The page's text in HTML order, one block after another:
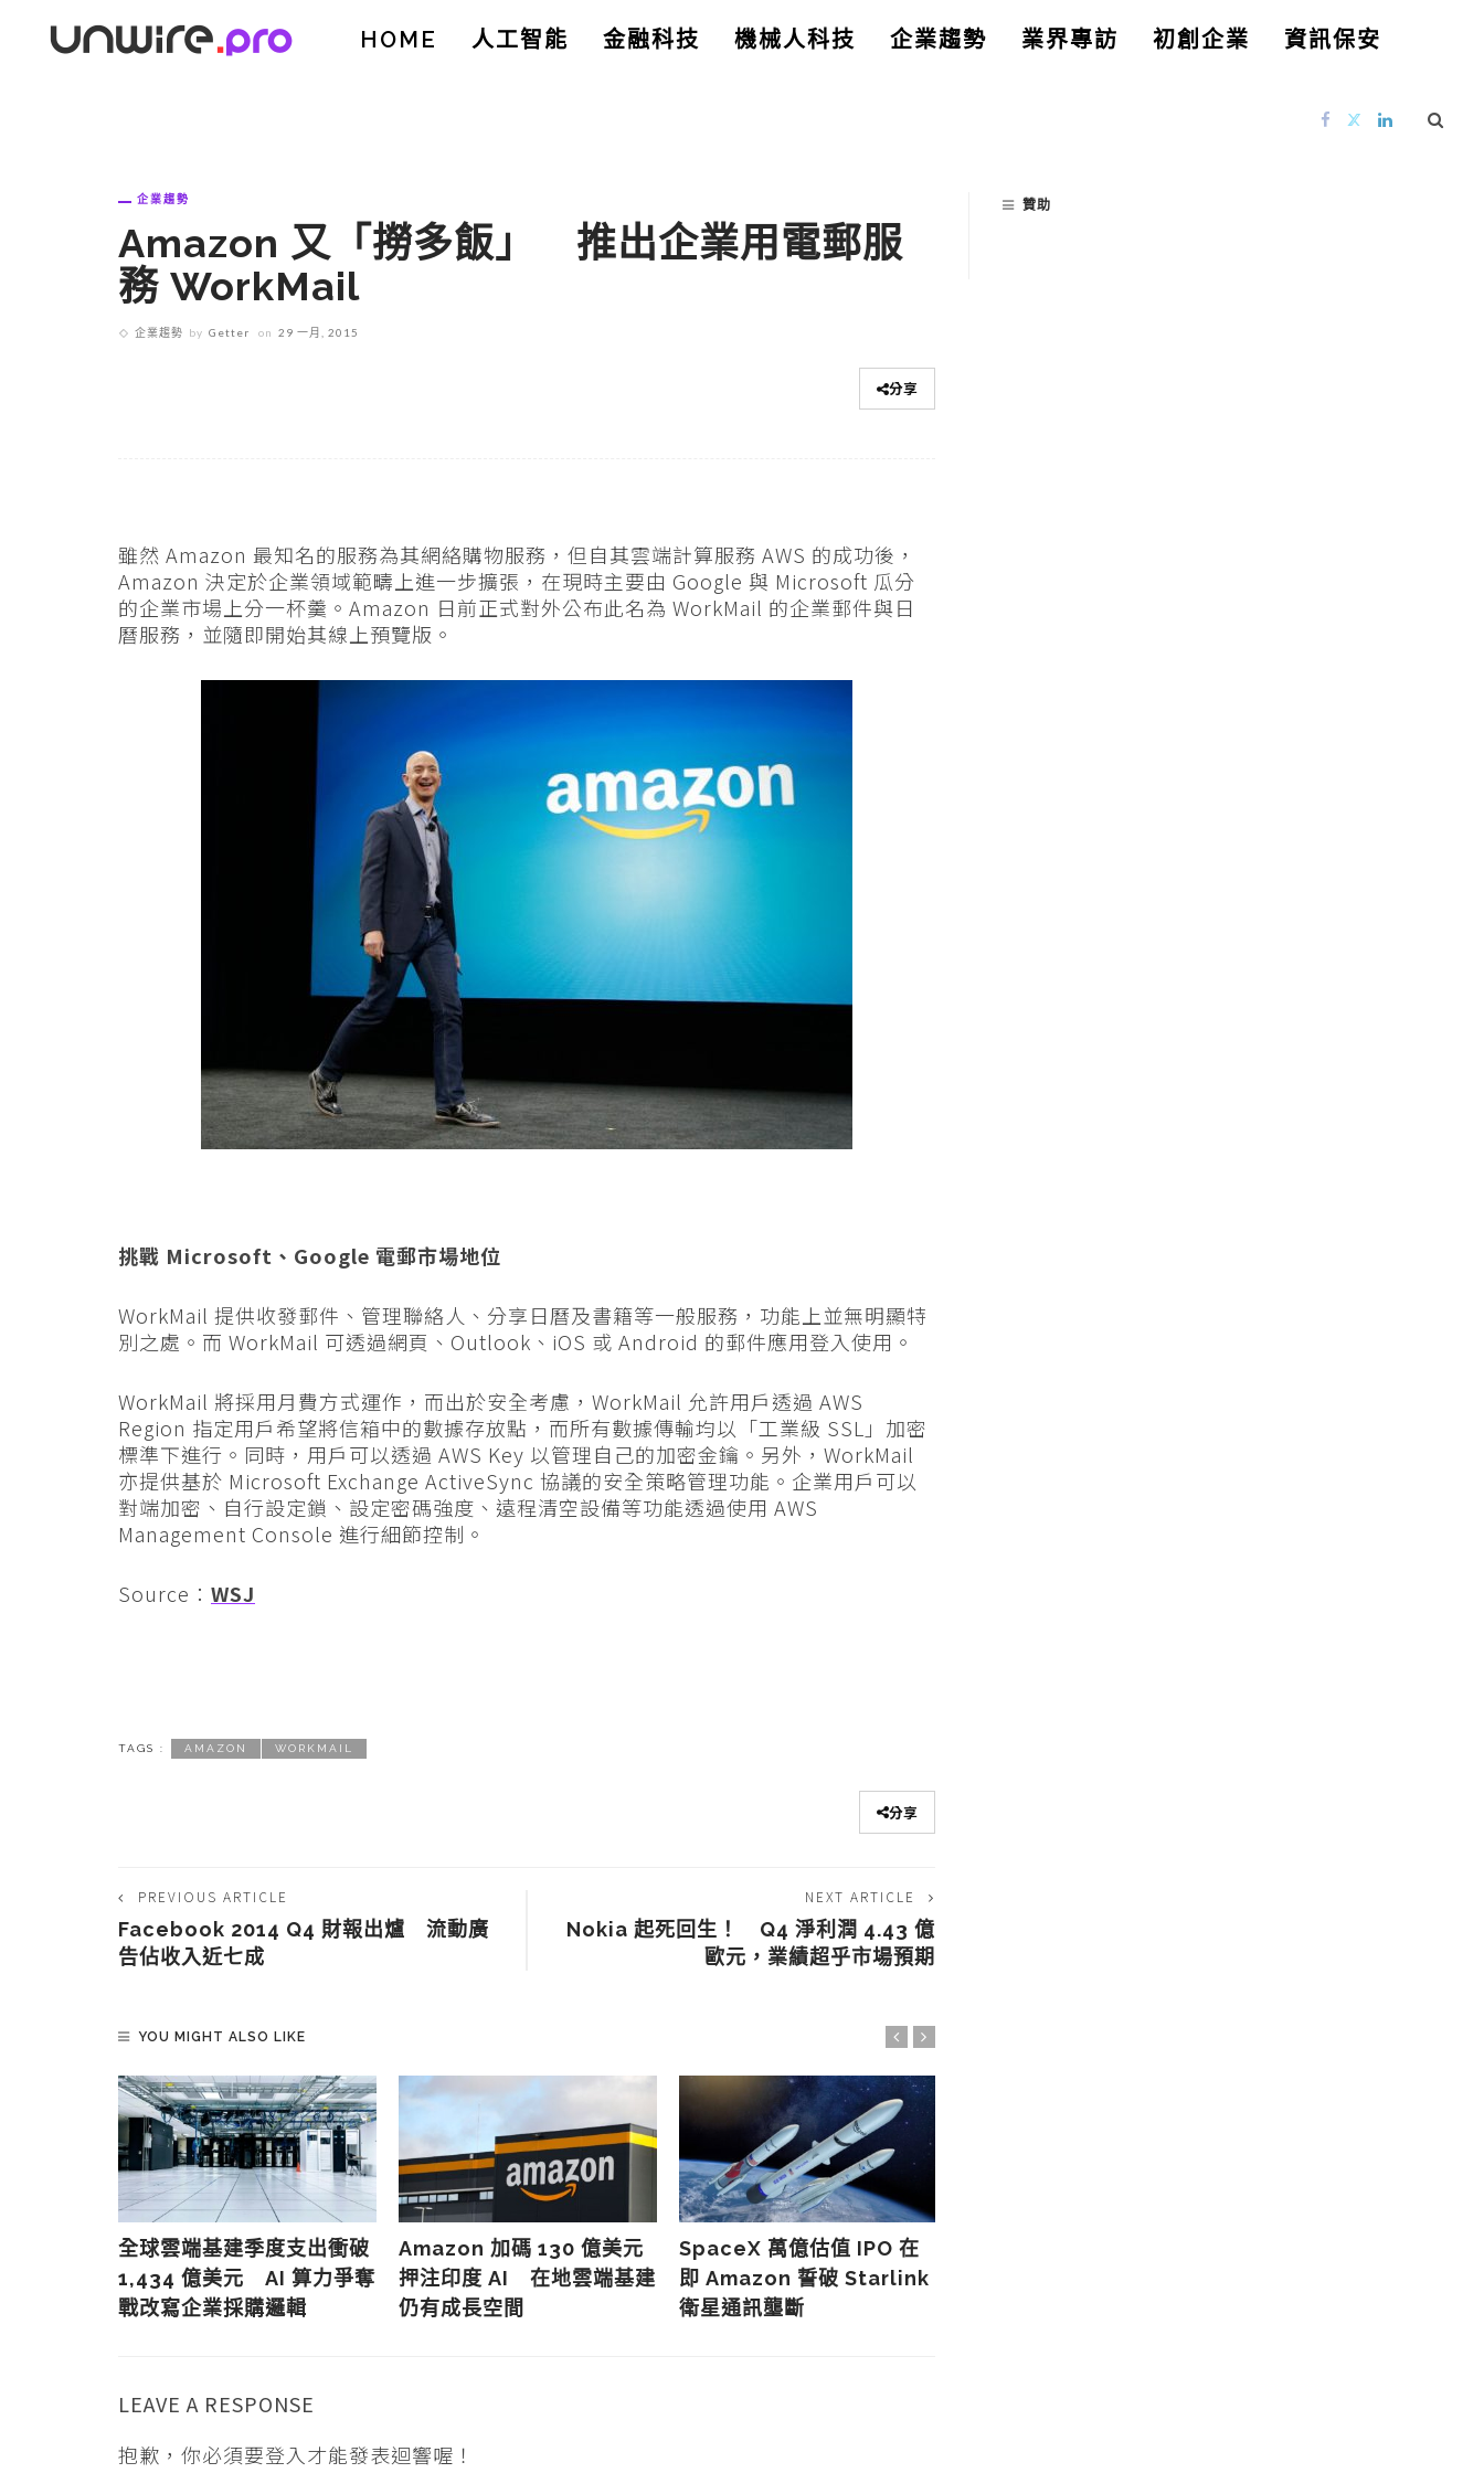
HOME 人工智能 金融科技 機械人科技 企業趨勢 業界專訪 初創企業 資訊保安
企業趨勢
Amazon 又「撈多飯」 推出企業用電郵服
務 WorkMail
企業趨勢 by Getter on 29 一月, 2015
分享
雖然 Amazon 最知名的服務為其網絡購物服務，但自其雲端計算服務 AWS 的成功後，
Amazon 決定於企業領域範疇上進一步擴張，在現時主要由 Google 與 Microsoft 瓜分
的企業市場上分一杯羹。Amazon 日前正式對外公布此名為 WorkMail 的企業郵件與日
曆服務，並隨即開始其線上預覽版。
挑戰 Microsoft、Google 電郵市場地位
WorkMail 提供收發郵件、管理聯絡人、分享日曆及書籍等一般服務，功能上並無明顯特
別之處。而 WorkMail 可透過網頁、Outlook、iOS 或 Android 的郵件應用登入使用。
WorkMail 將採用月費方式運作，而出於安全考慮，WorkMail 允許用戶透過 AWS
Region 指定用戶希望將信箱中的數據存放點，而所有數據傳輸均以「工業級 SSL」加密
標準下進行。同時，用戶可以透過 AWS Key 以管理自己的加密金鑰。另外，WorkMail
亦提供基於 Microsoft Exchange ActiveSync 協議的安全策略管理功能。企業用戶可以
對端加密、自行設定鎖、設定密碼強度、遠程清空設備等功能透過使用 AWS
Management Console 進行細節控制。
Source： WSJ
TAGS : AMAZON WORKMAIL
分享
PREVIOUS ARTICLE
Facebook 2014 Q4 財報出爐 流動廣
告佔收入近七成
NEXT ARTICLE
Nokia 起死回生！ Q4 淨利潤 4.43 億
歐元，業績超乎市場預期
YOU MIGHT ALSO LIKE
全球雲端基建季度支出衝破
1,434 億美元 AI 算力爭奪
戰改寫企業採購邏輯
Amazon 加碼 130 億美元
押注印度 AI 在地雲端基建
仍有成長空間
SpaceX 萬億估值 IPO 在
即 Amazon 誓破 Starlink
衛星通訊壟斷
LEAVE A RESPONSE
抱歉，你必須要登入才能發表迴響喔！
贊助